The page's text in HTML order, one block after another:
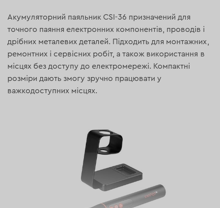
Акумуляторний паяльник СSI-36 призначений для
точного паяння електронних компонентів, проводів і
дрібних металевих деталей. Підходить для монтажних,
ремонтних і сервісних робіт, а також використання в
місцях без доступу до електромережі. Компактні
розміри дають змогу зручно працювати у
важкодоступних місцях.